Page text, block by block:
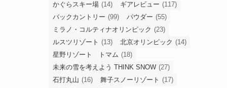
かぐらスキー場 (14) ギアレビュー (117)
バックカントリー (99) パウダー (55)
ミラノ・コルティナオリンピック (23)
ルスツリゾート (13) 北京オリンピック (14)
星野リゾート トマム (18)
未来の雪を考えよう THINK SNOW (27)
石打丸山 (16) 舞子スノーリゾート (17)